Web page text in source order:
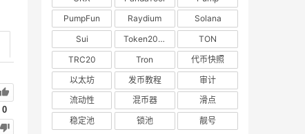
0
PumpFun
Raydium
Solana
Sui
Token2022
TON
TRC20
Tron
代币快照
以太坊
发币教程
审计
流动性
混币器
滑点
稳定池
锁池 靓号